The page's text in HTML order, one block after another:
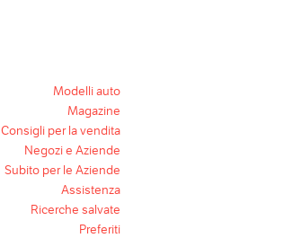
Modelli auto
Magazine
Consigli per la vendita
Negozi e Aziende
Subito per le Aziende
Assistenza
Ricerche salvate
Preferiti